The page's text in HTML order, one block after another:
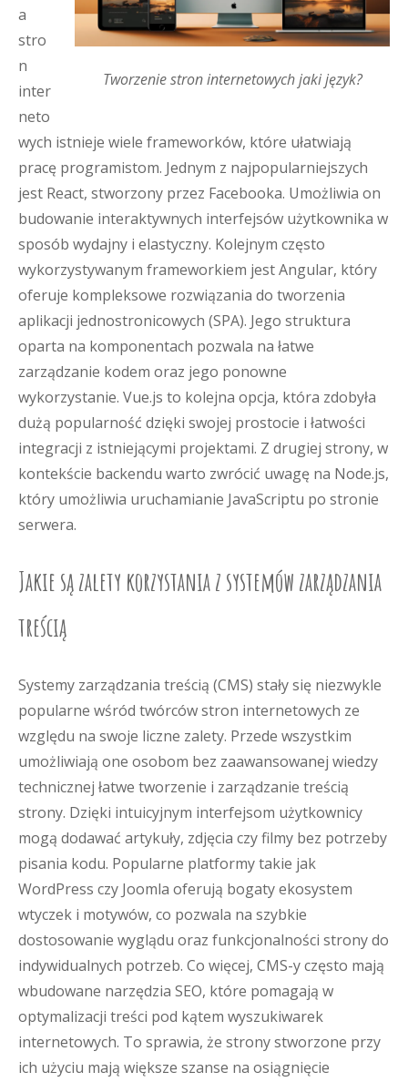
Tworzenie stron internetowych jaki język?
a
stro
n
inter
neto
wych istnieje wiele frameworków, które ułatwiają
pracę programistom. Jednym z najpopularniejszych
jest React, stworzony przez Facebooka. Umożliwia on
budowanie interaktywnych interfejsów użytkownika w
sposób wydajny i elastyczny. Kolejnym często
wykorzystywanym frameworkiem jest Angular, który
oferuje kompleksowe rozwiązania do tworzenia
aplikacji jednostronicowych (SPA). Jego struktura
oparta na komponentach pozwala na łatwe
zarządzanie kodem oraz jego ponowne
wykorzystanie. Vue.js to kolejna opcja, która zdobyła
dużą popularność dzięki swojej prostocie i łatwości
integracji z istniejącymi projektami. Z drugiej strony, w
kontekście backendu warto zwrócić uwagę na Node.js,
który umożliwia uruchamianie JavaScriptu po stronie
serwera.
Jakie są zalety korzystania z systemów zarządzania
treścią
Systemy zarządzania treścią (CMS) stały się niezwykle
popularne wśród twórców stron internetowych ze
względu na swoje liczne zalety. Przede wszystkim
umożliwiają one osobom bez zaawansowanej wiedzy
technicznej łatwe tworzenie i zarządzanie treścią
strony. Dzięki intuicyjnym interfejsom użytkownicy
mogą dodawać artykuły, zdjęcia czy filmy bez potrzeby
pisania kodu. Popularne platformy takie jak
WordPress czy Joomla oferują bogaty ekosystem
wtyczek i motywów, co pozwala na szybkie
dostosowanie wyglądu oraz funkcjonalności strony do
indywidualnych potrzeb. Co więcej, CMS-y często mają
wbudowane narzędzia SEO, które pomagają w
optymalizacji treści pod kątem wyszukiwarek
internetowych. To sprawia, że strony stworzone przy
ich użyciu mają większe szanse na osiągnięcie